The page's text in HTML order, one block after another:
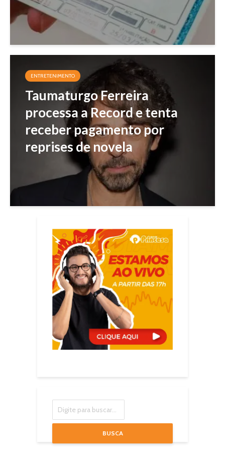
ENTRETENIMENTO
Taumaturgo Ferreira
processa a Record e tenta
receber pagamento por
reprises de novela
BUSCA